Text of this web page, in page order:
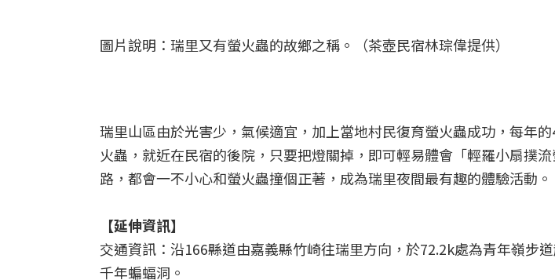
圖片說明：瑞里又有螢火蟲的故鄉之稱。（茶壺民宿林琮偉提供）
瑞里山區由於光害少，氣候適宜，加上當地村民復育螢火蟲成功，每年
火蟲，就近在民宿的後院，只要把燈關掉，即可輕易體會「輕羅小扇撲
路，都會一不小心和螢火蟲撞個正著，成為瑞里夜間最有趣的體驗活動。
【延伸資訊】
交通資訊：沿166縣道由嘉義縣竹崎往瑞里方向，於72.2k處為青年嶺步
千年蝙蝠洞。